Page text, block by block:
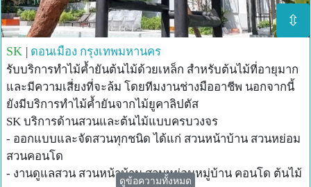
⇳
SK | ดอนเมือง กรุงเทพมหานคร
รับบริการทำไม้ค้ำยันต้นไม้ด้วยเหล็ก สำหรับต้นไม้ที่อายุมาก
และมีความเสี่ยงที่จะล้ม โดยทีมงานช่างมืออาชีพ นอกจากนี้
ยังมีบริการทำไม้ค้ำยันจากไม้ยูคาลิปตัส
SK บริการด้านสวนและต้นไม้แบบครบวงจร
- ออกแบบและจัดสวนทุกชนิด ได้แก่ สวนหน้าบ้าน สวนหย่อม
สวนคอนโด
- งานดูแลสวน สวนหน้าบ้าน สวนหย่อมหมู่บ้าน คอนโด ต้นไม้
ดูข้อความทั้งหมด